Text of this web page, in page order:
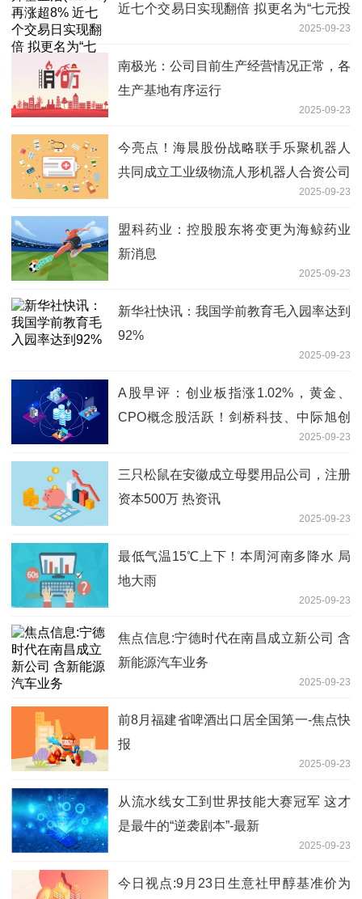
近七个交易日实现翻倍 拟更名为“七元投
2025-09-23
南极光：公司目前生产经营情况正常，各
生产基地有序运行
2025-09-23
今亮点！海晨股份战略联手乐聚机器人
共同成立工业级物流人形机器人合资公司
2025-09-23
盟科药业：控股股东将变更为海鲸药业
新消息
2025-09-23
新华社快讯：我国学前教育毛入园率达到
92%
2025-09-23
A股早评：创业板指涨1.02%，黄金、
CPO概念股活跃！剑桥科技、中际旭创
涨7%，立讯精密、2连板，工业富联涨
6%
2025-09-23
三只松鼠在安徽成立母婴用品公司，注册
资本500万 热资讯
2025-09-23
最低气温15℃上下！本周河南多降水 局
地大雨
2025-09-23
焦点信息:宁德时代在南昌成立新公司 含
新能源汽车业务
2025-09-23
前8月福建省啤酒出口居全国第一-焦点快
报
2025-09-23
从流水线女工到世界技能大赛冠军 这才
是最牛的“逆袭剧本”-最新
2025-09-23
今日视点:9月23日生意社甲醇基准价为